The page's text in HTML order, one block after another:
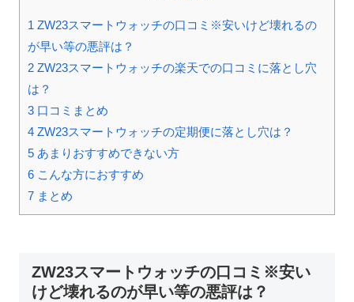
1 ZW23スマートウォッチの口コミ※安いけど壊れるの
が早い等の悪評は？
2 ZW23スマートウォッチの楽天での口コミに落とし穴
は？
3 口コミまとめ
4 ZW23スマートウォッチの定期便に落とし穴は？
5 あまりおすすめできない方
6 こんな方におすすめ
7 まとめ
ZW23スマートウォッチの口コミ※安い
けど壊れるのが早い等の悪評は？